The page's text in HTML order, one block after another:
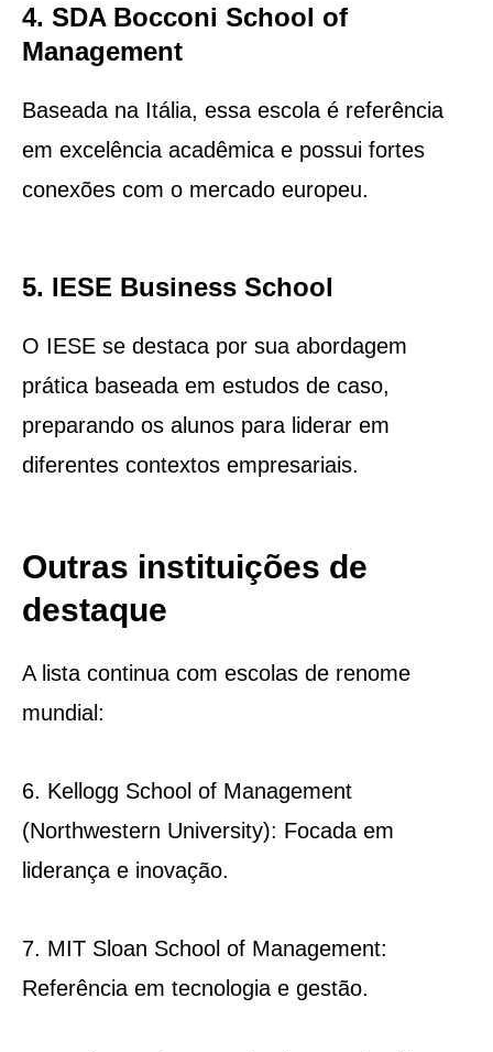
4. SDA Bocconi School of
Management
Baseada na Itália, essa escola é referência
em excelência acadêmica e possui fortes
conexões com o mercado europeu.
5. IESE Business School
O IESE se destaca por sua abordagem
prática baseada em estudos de caso,
preparando os alunos para liderar em
diferentes contextos empresariais.
Outras instituições de
destaque
A lista continua com escolas de renome
mundial:
6. Kellogg School of Management
(Northwestern University): Focada em
liderança e inovação.
7. MIT Sloan School of Management:
Referência em tecnologia e gestão.